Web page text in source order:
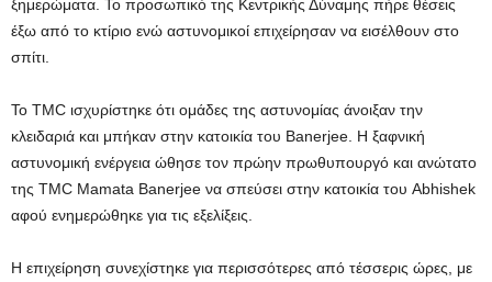
ξημερώματα. Το προσωπικό της Κεντρικής Δύναμης πήρε θέσεις
έξω από το κτίριο ενώ αστυνομικοί επιχείρησαν να εισέλθουν στο
σπίτι.
Το TMC ισχυρίστηκε ότι ομάδες της αστυνομίας άνοιξαν την
κλειδαριά και μπήκαν στην κατοικία του Banerjee. Η ξαφνική
αστυνομική ενέργεια ώθησε τον πρώην πρωθυπουργό και ανώτατο
της TMC Mamata Banerjee να σπεύσει στην κατοικία του Abhishek
αφού ενημερώθηκε για τις εξελίξεις.
Η επιχείρηση συνεχίστηκε για περισσότερες από τέσσερις ώρες, με